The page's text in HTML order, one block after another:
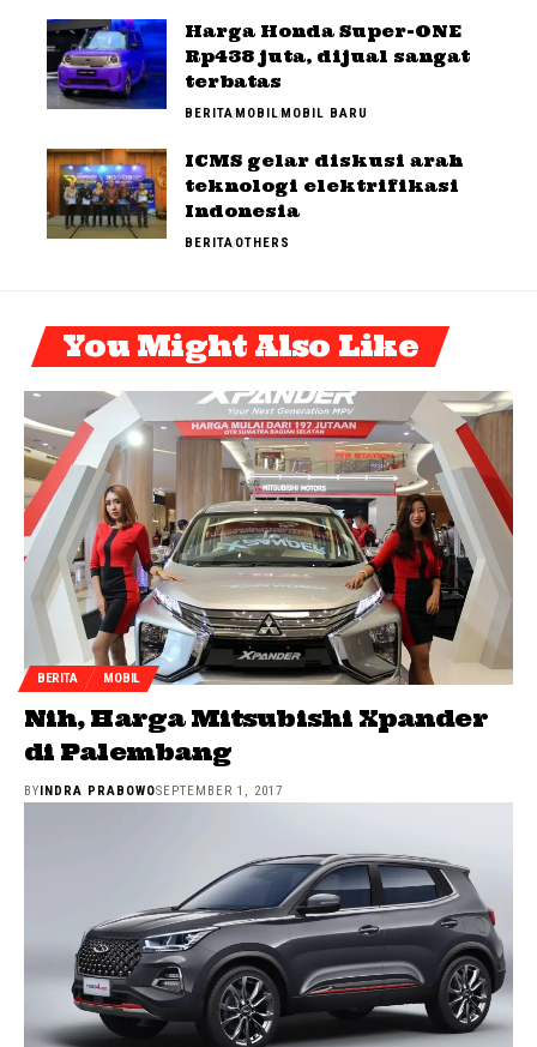
Harga Honda Super-ONE
Rp438 juta, dijual sangat
terbatas
BERITAMOBILMOBIL BARU
ICMS gelar diskusi arah
teknologi elektrifikasi
Indonesia
BERITAOTHERS
You Might Also Like
BERITA MOBIL
Nih, Harga Mitsubishi Xpander
di Palembang
BYINDRA PRABOWOSEPTEMBER 1, 2017